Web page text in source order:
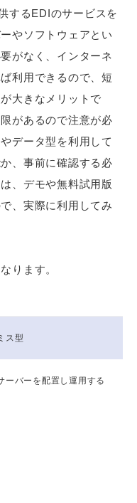
するEDIのサービスを
やソフトウェアとい
がなく、インターネ
利用できるので、短
大きなメリットで
があるので注意が必
データ型を利用して
、事前に確認する必
、デモや無料試用版
、実際に利用してみ
ります。
ス型
ーバーを配置し運用する